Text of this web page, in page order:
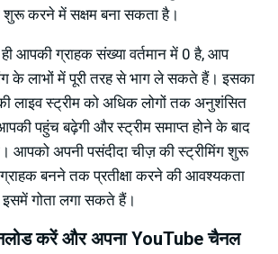
शुरू करने में सक्षम बना सकता है।
आपकी ग्राहक संख्या वर्तमान में 0 है, आप
के लाभों में पूरी तरह से भाग ले सकते हैं। इसका
लाइव स्ट्रीम को अधिक लोगों तक अनुशंसित
पहुंच बढ़ेगी और स्ट्रीम समाप्त होने के बाद
आपको अपनी पसंदीदा चीज़ की स्ट्रीमिंग शुरू
बनने तक प्रतीक्षा करने की आवश्यकता
गोता लगा सकते हैं।
करें और अपना YouTube चैनल